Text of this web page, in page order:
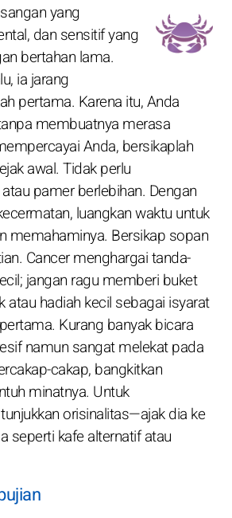
yang
dan sensitif yang
bertahan lama.
ia jarang
pertama. Karena itu, Anda
membuatnya merasa
Anda, bersikaplah
awal. Tidak perlu
pamer berlebihan. Dengan
luangkan waktu untuk
memahaminya. Bersikap sopan
Cancer menghargai tanda-
jangan ragu memberi buket
atau hadiah kecil sebagai isyarat
Kurang banyak bicara
namun sangat melekat pada
cakap, bangkitkan
minatnya. Untuk
orisinalitas—ajak dia ke
seperti kafe alternatif atau